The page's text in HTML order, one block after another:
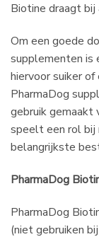
Biotine draagt bij
Om een goede
supplementen is
hiervoor suiker
PharmaDog
gebruik gemaakt
speelt een rol bij
belangrijkste
PharmaDog
PharmaDog
(niet gebruiken